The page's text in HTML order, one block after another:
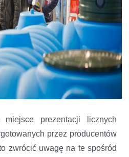
prezentacji licznych
przez producentów
zwrócić uwagę na te spośród